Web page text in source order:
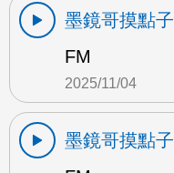
墨鏡哥摸點子
FM
2025/11/04
墨鏡哥摸點子